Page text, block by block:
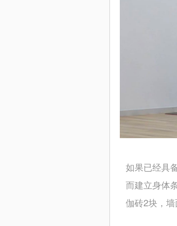
如果已经具
而建立身体
伽砖2块，墙